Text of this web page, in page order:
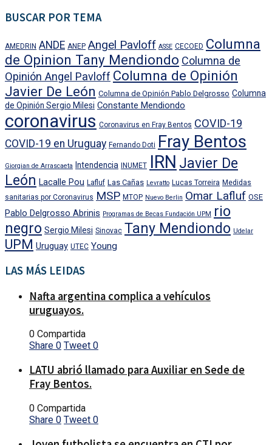
BUSCAR POR TEMA
AMEDRIN ANDE ANEP Angel Pavloff ASSE CECOED Columna
de Opinion Tany Mendiondo Columna de
Opinión Angel Pavloff Columna de Opinión
Javier De León Columna de Opinión Pablo Delgrosso Columna
de Opinión Sergio Milesi Constante Mendiondo
coronavirus Coronavirus en Fray Bentos COVID-19
COVID-19 en Uruguay Fernando Doti Fray Bentos
Giorgian de Arrascaeta Intendencia INUMET IRN Javier De
León Lacalle Pou Lafluf Las Cañas Levratto Lucas Torreira Medidas
sanitarias por Coronavirus MSP MTOP Nuevo Berlin Omar Lafluf OSE
Pablo Delgrosso Abrinis Programas de Becas Fundación UPM
rio
negro Sergio Milesi Sinovac Tany Mendiondo Udelar
UPM Uruguay UTEC Young
LAS MÁS LEIDAS
Nafta argentina complica a vehículos
uruguayos.
0 Compartida
Share 0 Tweet 0
LATU abrió llamado para Auxiliar en Sede de
Fray Bentos.
0 Compartida
Share 0 Tweet 0